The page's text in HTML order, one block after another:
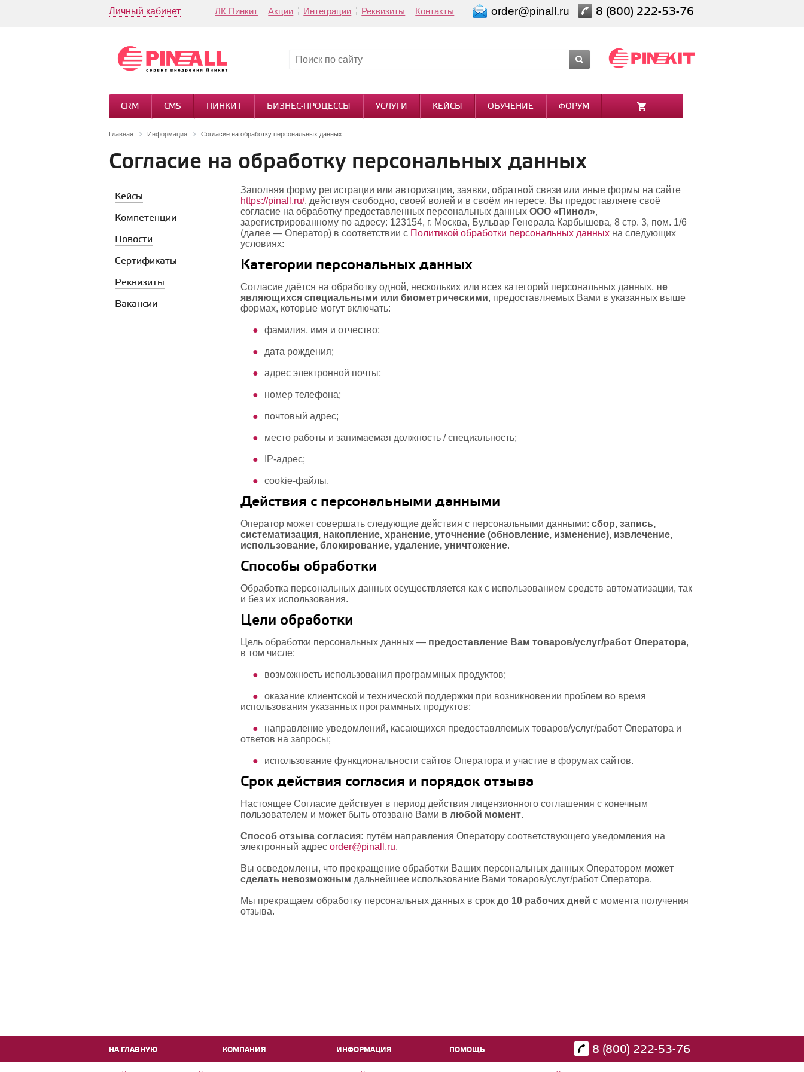
Личный кабинет ЛК Пинкит Акции Интеграции Реквизиты Контакты order@pinall.ru 8 (800) 222-53-76
CRM CMS ПИНКИТ БИЗНЕС-ПРОЦЕССЫ УСЛУГИ КЕЙСЫ ОБУЧЕНИЕ ФОРУМ
Главная Информация Согласие на обработку персональных данных
Согласие на обработку персональных данных
Кейсы
Компетенции
Новости
Сертификаты
Реквизиты
Вакансии
Заполняя форму регистрации или авторизации, заявки, обратной связи или иные формы на сайте
https://pinall.ru/, действуя свободно, своей волей и в своём интересе, Вы предоставляете своё
согласие на обработку предоставленных персональных данных ООО «Пинол»,
зарегистрированному по адресу: 123154, г. Москва, Бульвар Генерала Карбышева, 8 стр. 3, пом. 1/6
(далее — Оператор) в соответствии с Политикой обработки персональных данных на следующих
условиях:
Категории персональных данных
Согласие даётся на обработку одной, нескольких или всех категорий персональных данных, не
являющихся специальными или биометрическими, предоставляемых Вами в указанных выше
формах, которые могут включать:
фамилия, имя и отчество;
дата рождения;
адрес электронной почты;
номер телефона;
почтовый адрес;
место работы и занимаемая должность / специальность;
IP-адрес;
cookie-файлы.
Действия с персональными данными
Оператор может совершать следующие действия с персональными данными: сбор, запись,
систематизация, накопление, хранение, уточнение (обновление, изменение), извлечение,
использование, блокирование, удаление, уничтожение.
Способы обработки
Обработка персональных данных осуществляется как с использованием средств автоматизации, так
и без их использования.
Цели обработки
Цель обработки персональных данных — предоставление Вам товаров/услуг/работ Оператора,
в том числе:
возможность использования программных продуктов;
оказание клиентской и технической поддержки при возникновении проблем во время
использования указанных программных продуктов;
направление уведомлений, касающихся предоставляемых товаров/услуг/работ Оператора и
ответов на запросы;
использование функциональности сайтов Оператора и участие в форумах сайтов.
Срок действия согласия и порядок отзыва
Настоящее Согласие действует в период действия лицензионного соглашения с конечным
пользователем и может быть отозвано Вами в любой момент.
Способ отзыва согласия: путём направления Оператору соответствующего уведомления на
электронный адрес order@pinall.ru.
Вы осведомлены, что прекращение обработки Ваших персональных данных Оператором может
сделать невозможным дальнейшее использование Вами товаров/услуг/работ Оператора.
Мы прекращаем обработку персональных данных в срок до 10 рабочих дней с момента получения
отзыва.
НА ГЛАВНУЮ КОМПАНИЯ ИНФОРМАЦИЯ ПОМОЩЬ 8 (800) 222-53-76